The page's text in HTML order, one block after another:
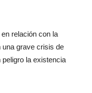
relación con la
una grave crisis de
la existencia